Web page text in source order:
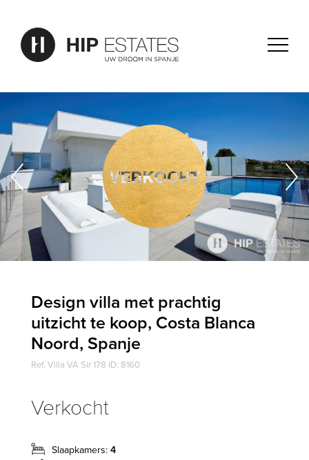
Design villa met prachtig
uitzicht te koop, Costa Blanca
Noord, Spanje
Ref. Villa VA Sir 178 ID: 8160
Verkocht
Slaapkamers: 4